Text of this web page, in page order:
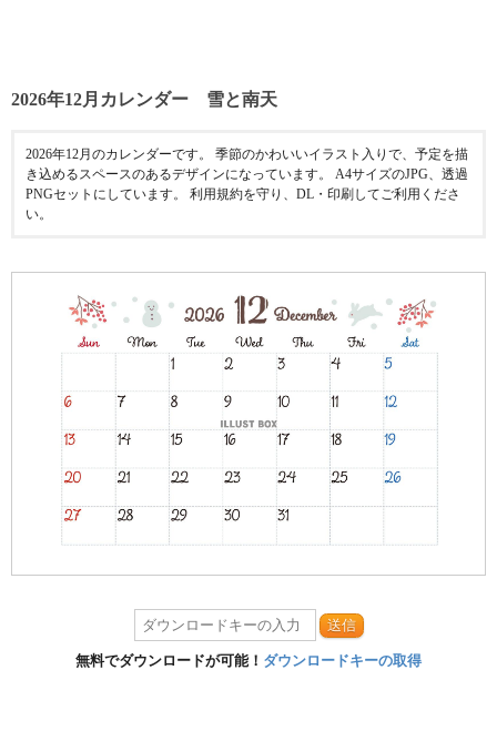
2026年12月カレンダー 雪と南天
2026年12月のカレンダーです。 季節のかわいいイラスト入りで、予定を描
き込めるスペースのあるデザインになっています。 A4サイズのJPG、透過
PNGセットにしています。 利用規約を守り、DL・印刷してご利用くださ
い。
送信
無料でダウンロードが可能！ ダウンロードキーの取得